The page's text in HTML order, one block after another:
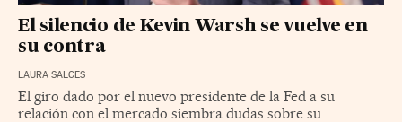
El silencio de Kevin Warsh se vuelve en
su contra
LAURA SALCES
El giro dado por el nuevo presidente de la Fed a su
relación con el mercado siembra dudas sobre su